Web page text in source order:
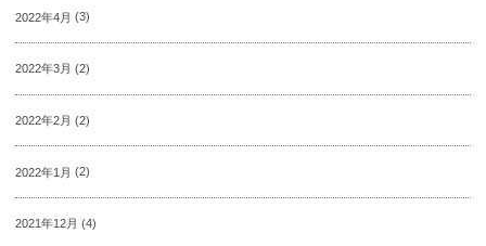
2022年4月 (3)
2022年3月 (2)
2022年2月 (2)
2022年1月 (2)
2021年12月 (4)